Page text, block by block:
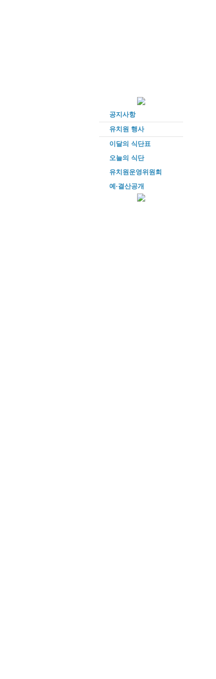
공지사항
유치원 행사
이달의 식단표
오늘의 식단
유치원운영위원회
예·결산공개